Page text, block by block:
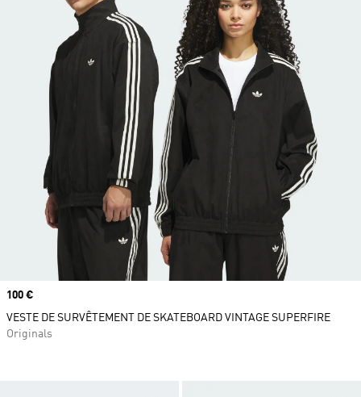
Prix
100 €
VESTE DE SURVÊTEMENT DE SKATEBOARD VINTAGE SUPERFIRE
Originals